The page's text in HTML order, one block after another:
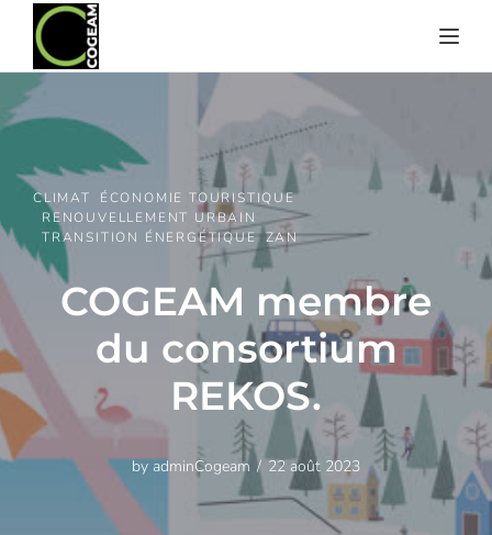
CLIMAT
ÉCONOMIE TOURISTIQUE
RENOUVELLEMENT URBAIN
TRANSITION ÉNERGÉTIQUE ZAN
COGEAM membre
du consortium
REKOS.
by adminCogeam 22 août 2023